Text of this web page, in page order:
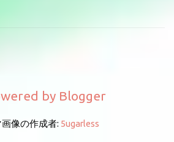
by Blogger
像の作成者: 5ugarless